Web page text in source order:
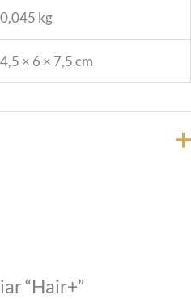
0,045 kg
4,5 × 6 × 7,5 cm
“Hair+”